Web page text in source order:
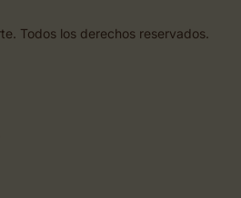
Todos los derechos reservados.